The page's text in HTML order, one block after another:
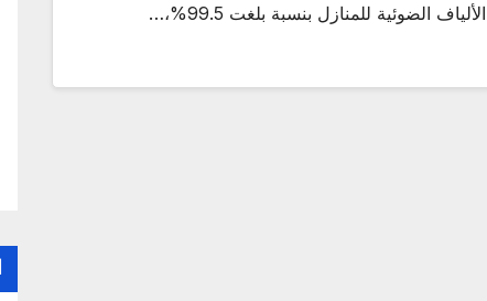
الألياف الضوئية للمنازل بنسبة بلغت 99.5%،…